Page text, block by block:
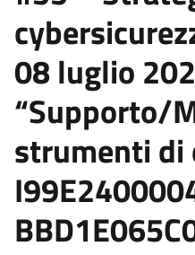
08 luglio
“Supporto/
strumenti di